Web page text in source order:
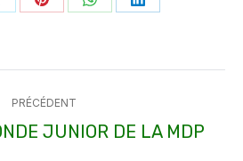
PartagerPartagerPartager
PRÉCÉDENT
Article
JUNIOR DE LA MDP